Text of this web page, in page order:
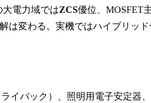
電力域ではZCS優位、MOSFET
は変わる。実機ではハイブリッド
イバック）、照明用電子安定器